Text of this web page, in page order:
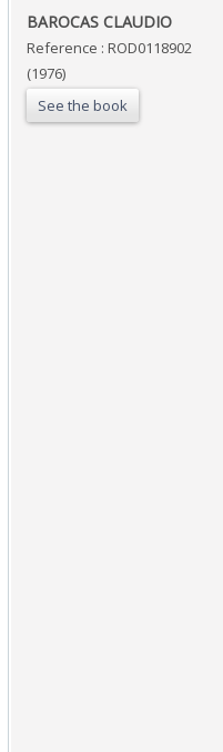
‎BAROCAS CLAUDIO‎
Reference : ROD0118902
(1976)
See the book